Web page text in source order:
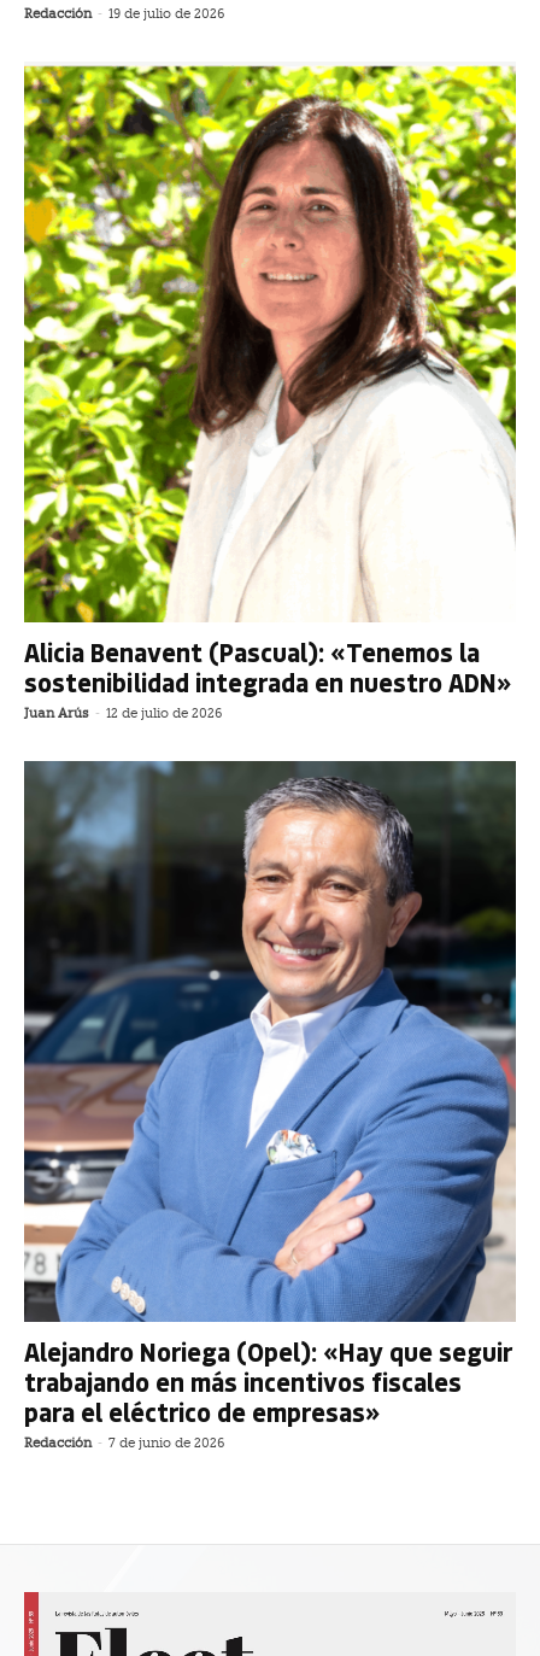
Redacción - 19 de julio de 2026
Alicia Benavent (Pascual): «Tenemos la
sostenibilidad integrada en nuestro ADN»
Juan Arús - 12 de julio de 2026
Alejandro Noriega (Opel): «Hay que seguir
trabajando en más incentivos fiscales
para el eléctrico de empresas»
Redacción - 7 de junio de 2026